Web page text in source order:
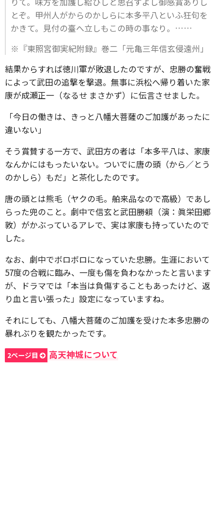
とぞ。甲州人がからのかしらに本多平八といふ狂句を
かきて。見付の臺へ立しもこの時の事なり。……
※『東照宮御実紀附録』巻二「元亀三年信玄侵遠州」
結果からすれば徳川軍が敗退したのですが、忠勝の奮戦
によって武田の追撃を撃退。無事に浜松へ帰り着いた家
康が成瀬正一（なるせ まさかず）に伝言させました。
「今日の働きは、きっと八幡大菩薩のご加護があったに
違いない」
そう賞賛する一方で、武田方の者は「本多平八は、家康
なんかにはもったいない。ついでに唐の頭（から／とう
のかしら）もだ」と茶化したのです。
唐の頭とは熊毛（ヤクの毛。舶来品なので高級）であし
らった兜のこと。劇中で信玄と武田勝頼（演：眞栄田郷
敦）がかぶっているアレで、実は家康も持っていたので
した。
なお、劇中でボロボロになっていた忠勝。生涯において
57度の合戦に臨み、一度も傷を負わなかったと言います
が、ドラマでは「本当は負傷することもあったけど、返
り血と言い張った」設定になっていますね。
それにしても、八幡大菩薩のご加護を受けた本多忠勝の
暴れぶりを観たかったです。
2ページ目 高天神城について